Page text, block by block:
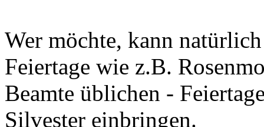
Wer möchte, kann
Feiertage wie z.B.
Beamte üblichen -
Silvester einbringen.